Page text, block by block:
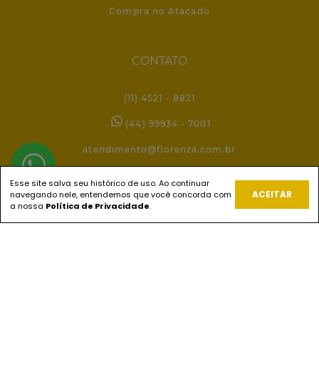
Compra no Atacado
CONTATO
(11) 4521 - 8821
(44) 99934 - 7001
atendimento@florenza.com.br
REDES SOCIAIS
Esse site salva seu histórico de uso. Ao continuar
navegando nele, entendemos que você concorda com
a nossa Política de Privacidade.
ACEITAR